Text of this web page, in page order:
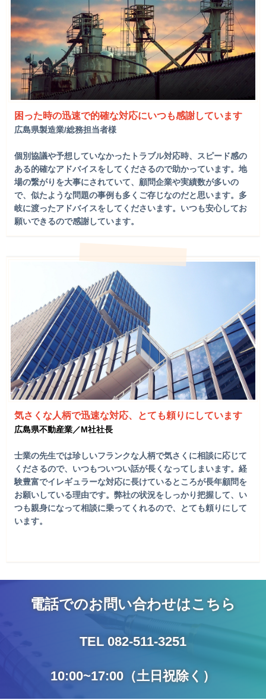
困った時の迅速で的確な対応にいつも感謝しています
広島県製造業/総務担当者様
個別協議や予想していなかったトラブル対応時、スピード感の
ある的確なアドバイスをしてくださるので助かっています。地
場の繋がりを大事にされていて、顧問企業や実績数が多いの
で、似たような問題の事例も多くご存じなのだと思います。多
岐に渡ったアドバイスをしてくださいます。いつも安心してお
願いできるので感謝しています。
気さくな人柄で迅速な対応、とても頼りにしています
広島県不動産業／M社社長
士業の先生では珍しいフランクな人柄で気さくに相談に応じて
くださるので、いつもついつい話が長くなってしまいます。経
験豊富でイレギュラーな対応に長けているところが長年顧問を
お願いしている理由です。弊社の状況をしっかり把握して、い
つも親身になって相談に乗ってくれるので、とても頼りにして
います。
電話でのお問い合わせはこちら
TEL 082-511-3251
10:00~17:00（土日祝除く）